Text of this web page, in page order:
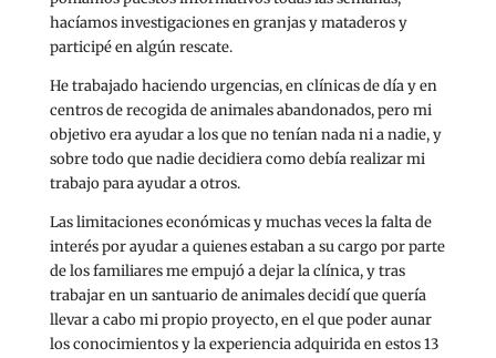
hacíamos investigaciones en granjas y mataderos y
participé en algún rescate.
He trabajado haciendo urgencias, en clínicas de día y en
centros de recogida de animales abandonados, pero mi
objetivo era ayudar a los que no tenían nada ni a nadie, y
sobre todo que nadie decidiera como debía realizar mi
trabajo para ayudar a otros.
Las limitaciones económicas y muchas veces la falta de
interés por ayudar a quienes estaban a su cargo por parte
de los familiares me empujó a dejar la clínica, y tras
trabajar en un santuario de animales decidí que quería
llevar a cabo mi propio proyecto, en el que poder aunar
los conocimientos y la experiencia adquirida en estos 13